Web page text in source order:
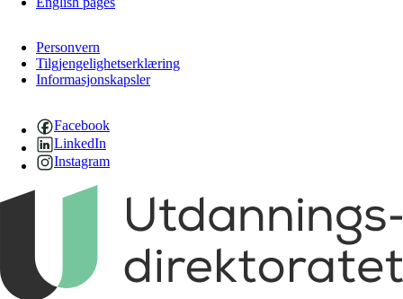
Personvern
Tilgjengelighetserklæring
Informasjonskapsler
Facebook
LinkedIn
Instagram